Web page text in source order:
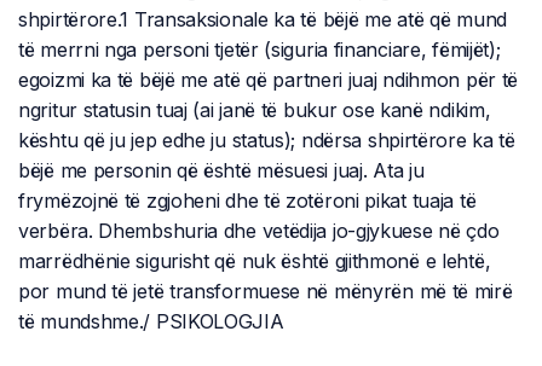
shpirtërore.1 Transaksionale ka të bëjë me atë që mund
të merrni nga personi tjetër (siguria financiare, fëmijët);
egoizmi ka të bëjë me atë që partneri juaj ndihmon për të
ngritur statusin tuaj (ai janë të bukur ose kanë ndikim,
kështu që ju jep edhe ju status); ndërsa shpirtërore ka të
bëjë me personin që është mësuesi juaj. Ata ju
frymëzojnë të zgjoheni dhe të zotëroni pikat tuaja të
verbëra. Dhembshuria dhe vetëdija jo-gjykuese në çdo
marrëdhënie sigurisht që nuk është gjithmonë e lehtë,
por mund të jetë transformuese në mënyrën më të mirë
të mundshme./ PSIKOLOGJIA